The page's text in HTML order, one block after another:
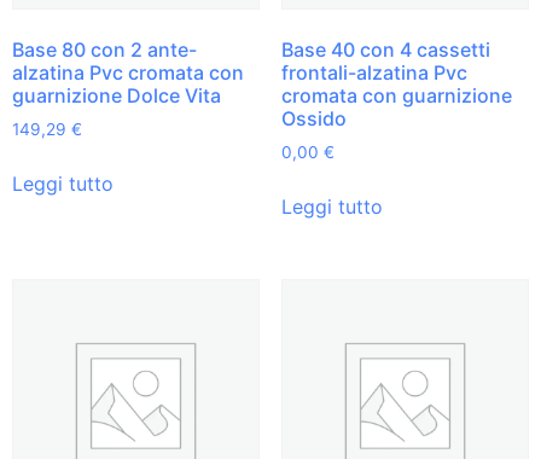
Base 80 con 2 ante-
alzatina Pvc cromata con
guarnizione Dolce Vita
149,29 €
Leggi tutto
Base 40 con 4 cassetti
frontali-alzatina Pvc
cromata con guarnizione
Ossido
0,00 €
Leggi tutto